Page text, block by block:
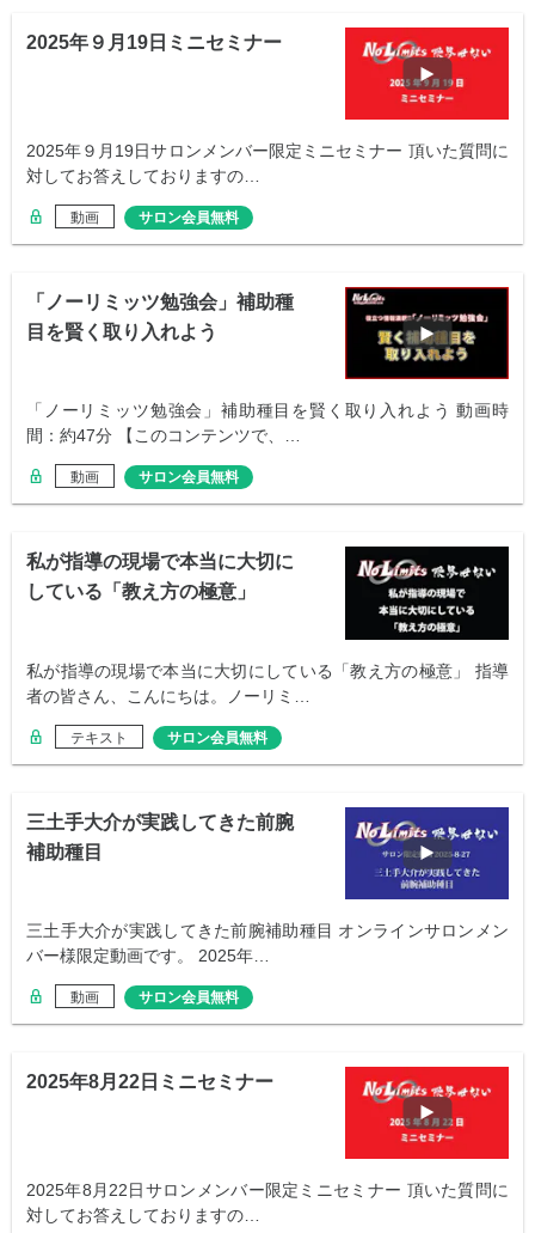
2025年９月19日ミニセミナー
2025年９月19日サロンメンバー限定ミニセミナー 頂いた質問に
対してお答えしておりますの…
動画 サロン会員無料
「ノーリミッツ勉強会」補助種
目を賢く取り入れよう
「ノーリミッツ勉強会」補助種目を賢く取り入れよう 動画時
間：約47分 【このコンテンツで、…
動画 サロン会員無料
私が指導の現場で本当に大切に
している「教え方の極意」
私が指導の現場で本当に大切にしている「教え方の極意」 指導
者の皆さん、こんにちは。ノーリミ…
テキスト サロン会員無料
三土手大介が実践してきた前腕
補助種目
三土手大介が実践してきた前腕補助種目 オンラインサロンメン
バー様限定動画です。 2025年…
動画 サロン会員無料
2025年8月22日ミニセミナー
2025年8月22日サロンメンバー限定ミニセミナー 頂いた質問に
対してお答えしておりますの…